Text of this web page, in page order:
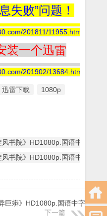
失败”问题！
201811/11955.html
装一个迅雷
201902/13684.html
迅雷下载 1080p
书院》HD1080p.国语中字
书院》HD1080p.国语中字 | bt
巨蟒》HD1080p.国语中字
下一篇